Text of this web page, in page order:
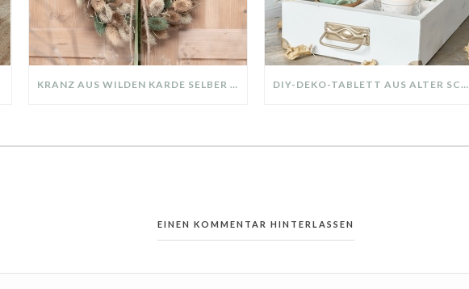
KRANZ AUS WILDEN KARDE SELBER MACHEN: HERBSTDEKO GANZ EINFACH DIY-DEKO-TABLETT AUS ALTER SCHUBLADE – NACHHALTIGE HERBSTDEKO SELBER MACHEN!
EINEN KOMMENTAR HINTERLASSEN